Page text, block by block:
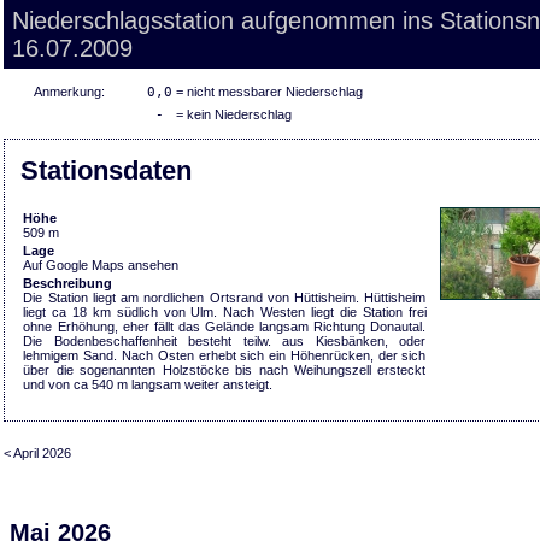
Niederschlagsstation aufgenommen ins
16.07.2009
Anmerkung: 0,0 = nicht messbarer Niederschlag
- = kein Niederschlag
Stationsdaten
Höhe
509 m
Lage
Auf Google Maps ansehen
Beschreibung
Die Station liegt am nordlichen Ortsrand von Hüttisheim. Hüttisheim
liegt ca 18 km südlich von Ulm. Nach Westen liegt die Station frei
ohne Erhöhung, eher fällt das Gelände langsam Richtung Donautal.
Die Bodenbeschaffenheit besteht teilw. aus Kiesbänken, oder
lehmigem Sand. Nach Osten erhebt sich ein Höhenrücken, der sich
über die sogenannten Holzstöcke bis nach Weihungszell ersteckt
und von ca 540 m langsam weiter ansteigt.
< April 2026
Mai 2026